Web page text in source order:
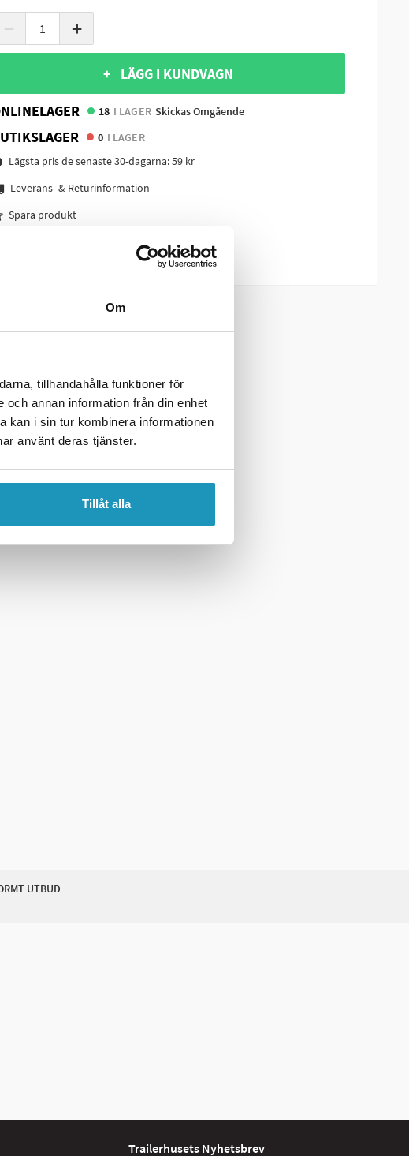
Om
tillhandahålla funktioner för
annan information från din enhet
kan i sin tur kombinera informationen
använt deras tjänster.
Tillåt alla
− +
+ LÄGG I KUNDVAGN
18 I LAGER Skickas Omgående
0 I LAGER
Lägsta pris de senaste 30-dagarna:59 kr
Leverans- & Returinformation
Spara produkt
UTBUD
Trailerhusets Nyhetsbrev